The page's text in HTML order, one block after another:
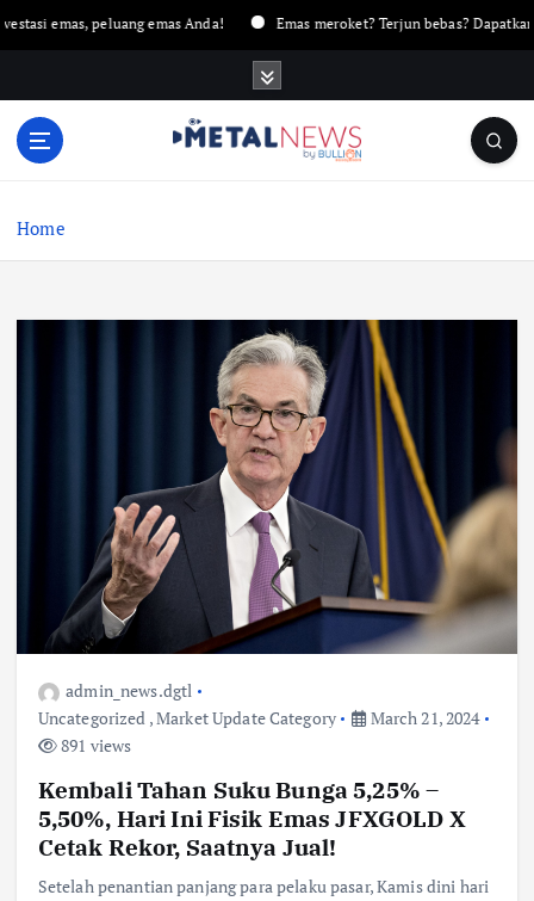
peluang emas Anda! Emas meroket? Terjun bebas? Dapatkan
Home
admin_news.dgtl
Uncategorized ,Market Update Category
March 21, 2024
891 views
Kembali Tahan Suku Bunga 5,25% –
5,50%, Hari Ini Fisik Emas JFXGOLD X
Cetak Rekor, Saatnya Jual!
Setelah penantian panjang para pelaku pasar, Kamis dini hari